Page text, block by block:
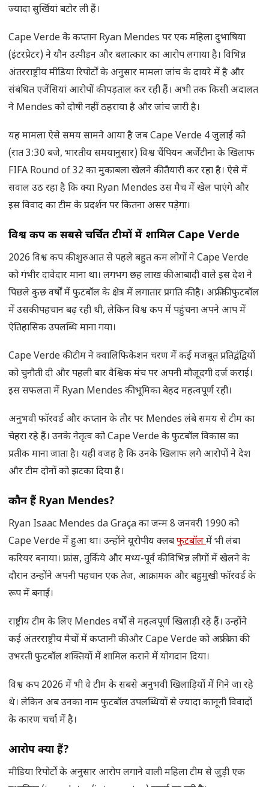
ज्यादा सुर्खियां बटोर ली हैं।
Cape Verde के कप्तान Ryan Mendes पर एक महिला दुभाषिया
(इंटरप्रेटर) ने यौन उत्पीड़न और बलात्कार का आरोप लगाया है। विभिन्न
अंतरराष्ट्रीय मीडिया रिपोर्टों के अनुसार मामला जांच के दायरे में है और
संबंधित एजेंसियां आरोपों की पड़ताल कर रही हैं। अभी तक किसी अदालत
ने Mendes को दोषी नहीं ठहराया है और जांच जारी है।
यह मामला ऐसे समय सामने आया है जब Cape Verde 4 जुलाई को
(रात 3:30 बजे, भारतीय समयानुसार) विश्व चैंपियन अर्जेंटीना के खिलाफ
FIFA Round of 32 का मुकाबला खेलने की तैयारी कर रहा है। ऐसे में
सवाल उठ रहा है कि क्या Ryan Mendes उस मैच में खेल पाएंगे और
इस विवाद का टीम के प्रदर्शन पर कितना असर पड़ेगा।
विश्व कप की सबसे चर्चित टीमों में शामिल Cape Verde
2026 विश्व कप की शुरुआत से पहले बहुत कम लोगों ने Cape Verde
को गंभीर दावेदार माना था। लगभग छह लाख की आबादी वाले इस देश ने
पिछले कुछ वर्षों में फुटबॉल के क्षेत्र में लगातार प्रगति की है। अफ्रीकी फुटबॉल
में उसकी पहचान बढ़ रही थी, लेकिन विश्व कप में पहुंचना अपने आप में
ऐतिहासिक उपलब्धि माना गया।
Cape Verde की टीम ने क्वालिफिकेशन चरण में कई मजबूत प्रतिद्वंद्वियों
को चुनौती दी और पहली बार वैश्विक मंच पर अपनी मौजूदगी दर्ज कराई।
इस सफलता में Ryan Mendes की भूमिका बेहद महत्वपूर्ण रही।
अनुभवी फॉरवर्ड और कप्तान के तौर पर Mendes लंबे समय से टीम का
चेहरा रहे हैं। उनके नेतृत्व को Cape Verde के फुटबॉल विकास का
प्रतीक माना जाता है। यही वजह है कि उनके खिलाफ लगे आरोपों ने देश
और टीम दोनों को झटका दिया है।
कौन हैं Ryan Mendes?
Ryan Isaac Mendes da Graça का जन्म 8 जनवरी 1990 को
Cape Verde में हुआ था। उन्होंने यूरोपीय क्लबफुटबॉलमें भी लंबा
करियर बनाया। फ्रांस, तुर्किये और मध्य-पूर्व की विभिन्न लीगों में खेलने के
दौरान उन्होंने अपनी पहचान एक तेज, आक्रामक और बहुमुखी फॉरवर्ड के
रूप में बनाई।
राष्ट्रीय टीम के लिए Mendes वर्षों से महत्वपूर्ण खिलाड़ी रहे हैं। उन्होंने
कई अंतरराष्ट्रीय मैचों में कप्तानी की और Cape Verde को अफ्रीका की
उभरती फुटबॉल शक्तियों में शामिल कराने में योगदान दिया।
विश्व कप 2026 में भी वे टीम के सबसे अनुभवी खिलाड़ियों में गिने जा रहे
थे। लेकिन अब उनका नाम फुटबॉल उपलब्धियों से ज्यादा कानूनी विवादों
के कारण चर्चा में है।
आरोप क्या हैं?
मीडिया रिपोर्टों के अनुसार आरोप लगाने वाली महिला टीम से जुड़ी एक